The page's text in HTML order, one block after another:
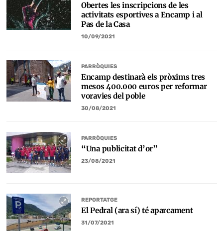
Obertes les inscripcions de les
activitats esportives a Encamp i al
Pas de la Casa
10/09/2021
PARRÒQUIES
Encamp destinarà els pròxims tres
mesos 400.000 euros per reformar
voravies del poble
30/08/2021
PARRÒQUIES
“Una publicitat d’or”
23/08/2021
REPORTATGE
El Pedral (ara sí) té aparcament
31/07/2021